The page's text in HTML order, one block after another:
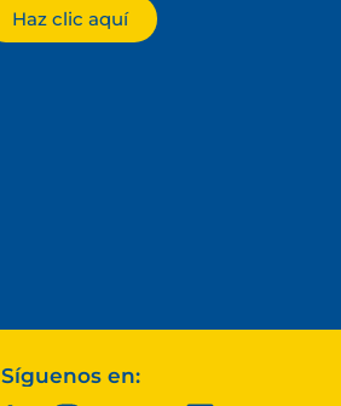
Haz clic aquí
Síguenos en: